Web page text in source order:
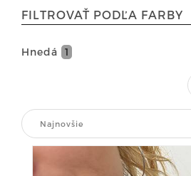
FILTROVAŤ PODĽA FARBY
Hnedá 1
Najnovšie